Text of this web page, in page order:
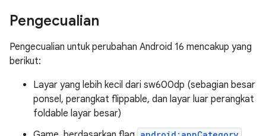
Pengecualian
Pengecualian untuk perubahan Android 16 mencakup yang
berikut:
Layar yang lebih kecil dari sw600dp (sebagian besar
ponsel, perangkat flippable, dan layar luar perangkat
foldable layar besar)